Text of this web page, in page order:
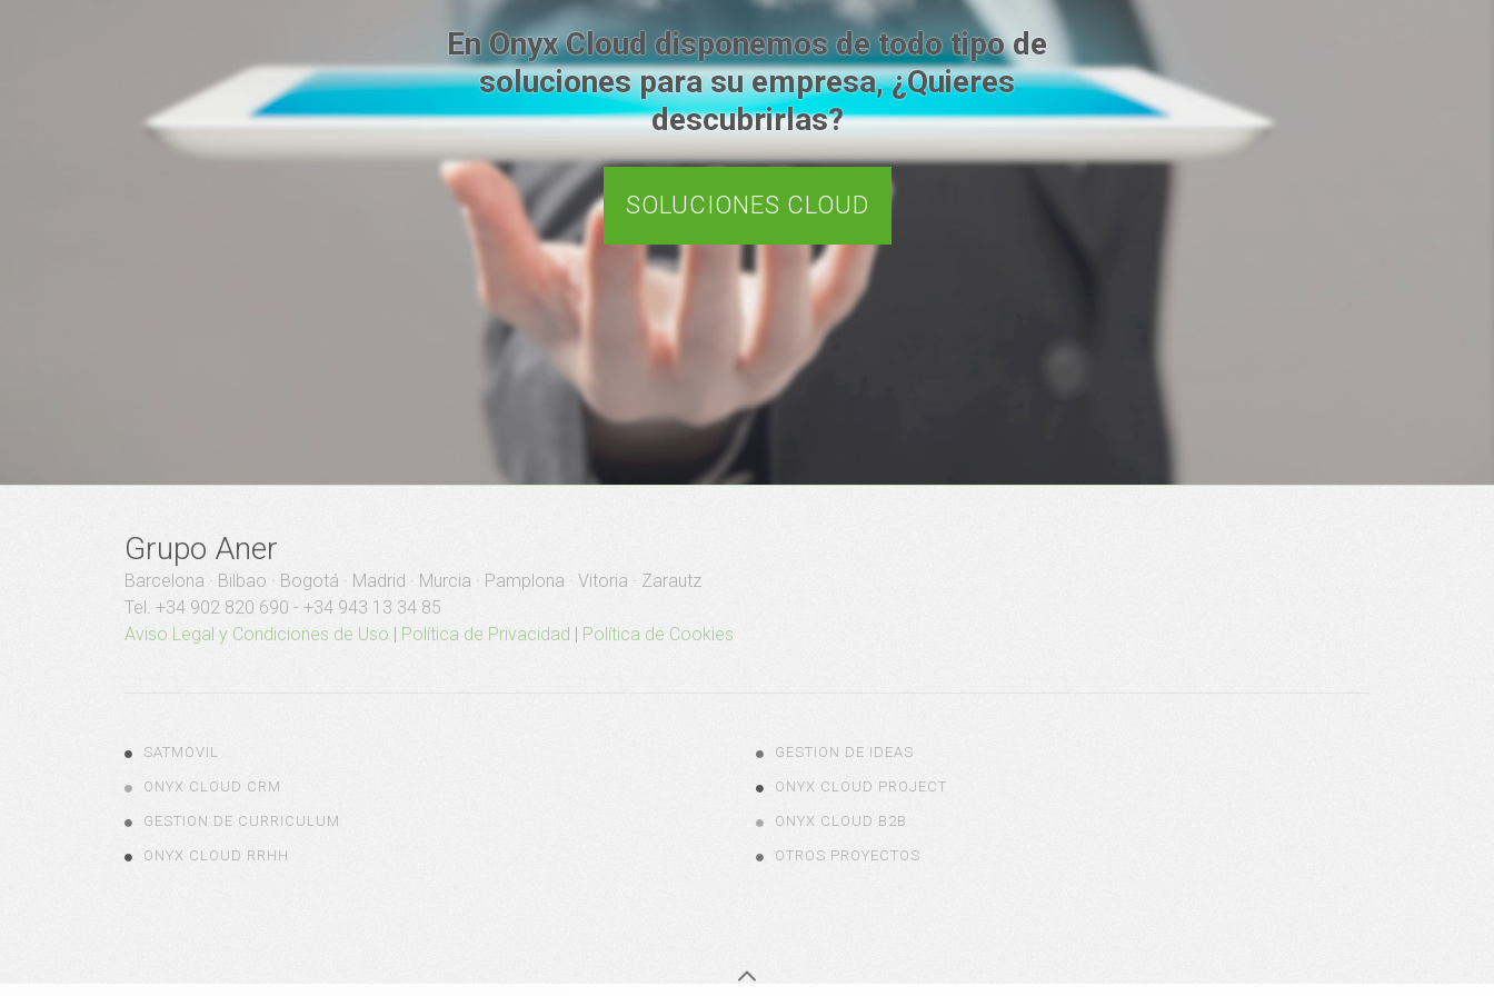
En Onyx Cloud disponemos de todo tipo de
soluciones para su empresa, ¿Quieres
descubrirlas?
SOLUCIONES CLOUD
Grupo Aner
Barcelona · Bilbao · Bogotá · Madrid · Murcia · Pamplona · Vitoria · Zarautz
Tel. +34 902 820 690 - +34 943 13 34 85
Aviso Legal y Condiciones de Uso | Política de Privacidad | Política de Cookies
SATMOVIL GESTION DE IDEAS
ONYX CLOUD CRM ONYX CLOUD PROJECT
GESTION DE CURRICULUM ONYX CLOUD B2B
ONYX CLOUD RRHH OTROS PROYECTOS